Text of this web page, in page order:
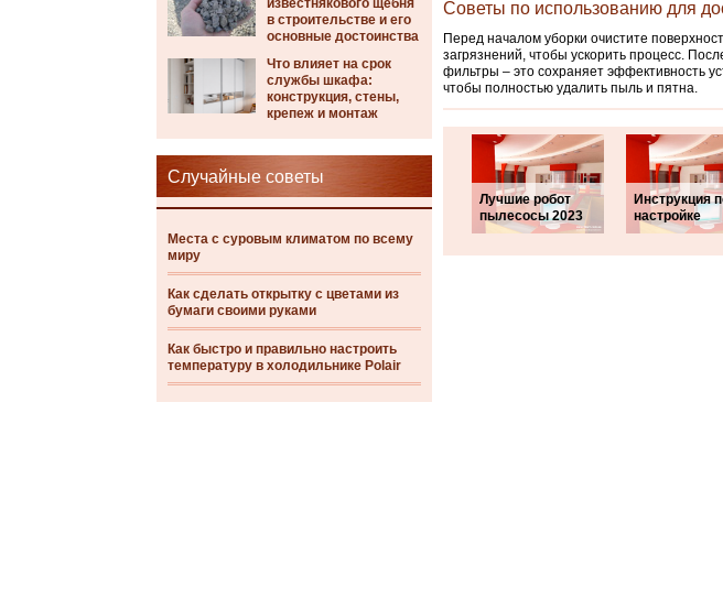
известнякового щебня
в строительстве и его
основные достоинства
Что влияет на срок
службы шкафа:
конструкция, стены,
крепеж и монтаж
Случайные советы
Места с суровым климатом по всему
миру
Как сделать открытку с цветами из
бумаги своими руками
Как быстро и правильно настроить
температуру в холодильнике Polair
Советы по использованию для
Перед началом уборки очистите
загрязнений, чтобы ускорить процесс.
фильтры – это сохраняет эффективность
чтобы полностью удалить пыль и пятна.
Лучшие робот
пылесосы 2023
Инструкция
настройке